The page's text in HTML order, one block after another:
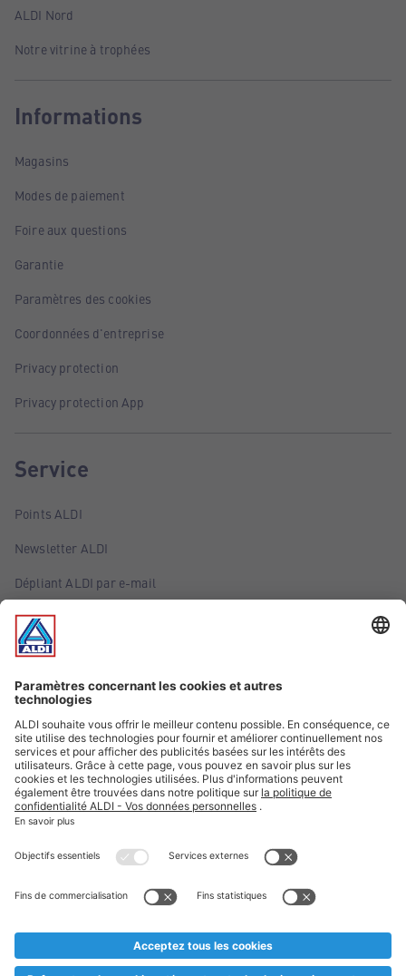
ALDI Nord
Notre vitrine à trophées
Informations
Magasins
Modes de paiement
Foire aux questions
Garantie
Paramètres des cookies
Coordonnées d'entreprise
Privacy protection
Privacy protection App
Service
Points ALDI
Newsletter ALDI
Dépliant ALDI par e-mail
Offres
Infos essentielles
Suivez ALDI Belgique
Textes marqués d'un astérisque et mentions légales
* Nous vendons ces articles temporairement et jusqu'à
au cas où, malgré le planning bien étudié, nous serions
prématurément en rupture de stock. Prix Recupel et TVA incl.
** Sur ce site, l’utilisation de la forme masculine a été adoptée